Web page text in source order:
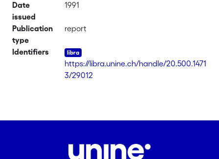
Date
issued
1991
Publication
type
report
Identifiers
https://libra.unine.ch/handle/20.500.1471
3/29012